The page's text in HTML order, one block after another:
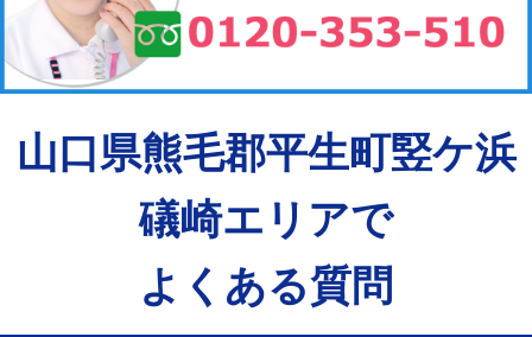
山口県熊毛郡平生町竪ケ浜
礒崎エリアで
よくある質問